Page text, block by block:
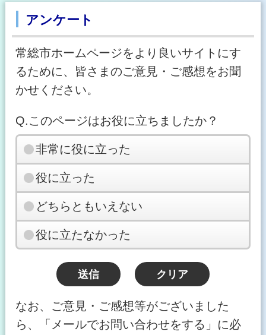
アンケート
常総市ホームページをより良いサイトにす
るために、皆さまのご意見・ご感想をお聞
かせください。
Q.このページはお役に立ちましたか？
非常に役に立った
役に立った
どちらともいえない
役に立たなかった
なお、ご意見・ご感想等がございました
ら、「メールでお問い合わせをする」に必